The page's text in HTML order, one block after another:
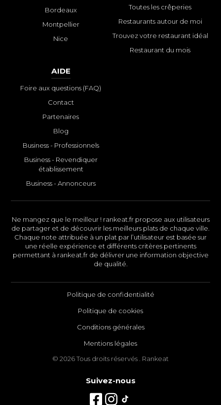
Bordeaux
Montpellier
Nice
Toutes les crêperies
Restaurants autour de moi
Trouvez votre restaurant idéal
Restaurant du mois
AIDE
Foire aux questions (FAQ)
Contact
Partenaires
Blog
Business - Professionnels
Business - Revendiquer
établissement
Business - Annonceurs
Ne mangez que le meilleur ! rankeat.fr propose aux utilisateurs
de partager et de découvrir les meilleurs plats de chaque ville.
Chaque note attribuée à un plat par l’utilisateur est basée sur
une réelle expérience et différents critères pertinents
permettant à rankeat.fr de délivrer une information objective
de qualité.
Politique de confidentialité
Politique de cookies
Conditions générales
Mentions légales
© 2026 Tous droits réservés . Rankeat
Suivez-nous